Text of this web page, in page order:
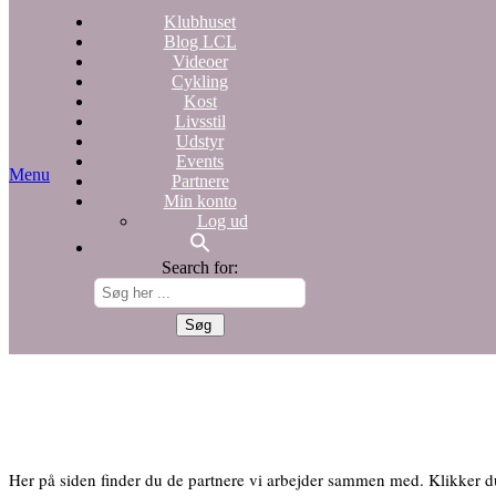
Menu
Klubhuset
Blog LCL
Videoer
Cykling
Kost
Livsstil
Udstyr
Events
Partnere
Min konto
Log ud
Search for:
Her på siden finder du de partnere vi arbejder sammen med.